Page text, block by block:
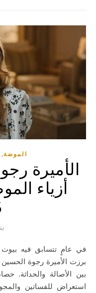
الموضة,
الأميرة
أزياء
في عامٍ تتسابق فيه بيوت الأزياء العالمية على خطف الأضواء،
برزت الأميرة رجوة
استعراض للفساتين